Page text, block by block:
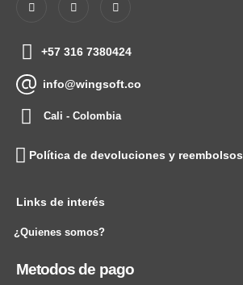
+57 316 7380424
info@wingsoft.co
Cali - Colombia
Política de devoluciones y reembolsos
Links de interés
¿Quienes somos?
Metodos de pago